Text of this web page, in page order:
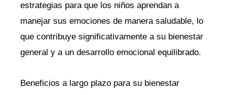
estrategias para que los niños aprendan a
manejar sus emociones de manera saludable, lo
que contribuye significativamente a su bienestar
general y a un desarrollo emocional equilibrado.
Beneficios a largo plazo para su bienestar